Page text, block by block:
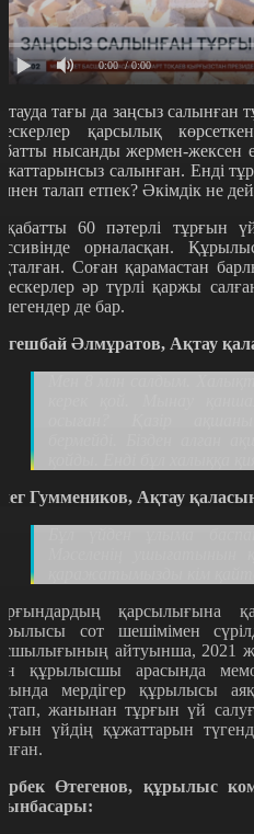
0:00 / 0:00
тағы да заңсыз салынған
қарсылық
нысанды жермен-жексен
салынған. Енді
талап етпек? Әкімдік не
60 пәтерлі тұрғын
орналасқан.
Соған қарамастан
әр түрлі қаржы
де бар.
Әлмұратов, Ақтау
Гуммеников, Ақтау
қарсылығына
сот шешімімен
айтуынша, 2021
құрылысшы арасында
мердігер құрылысы
жанынан тұрғын үй
үйдің құжаттарын
Өтегенов, құрылыс